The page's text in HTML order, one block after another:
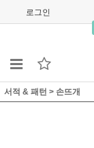
로그인
서적 & 패턴 > 손뜨개